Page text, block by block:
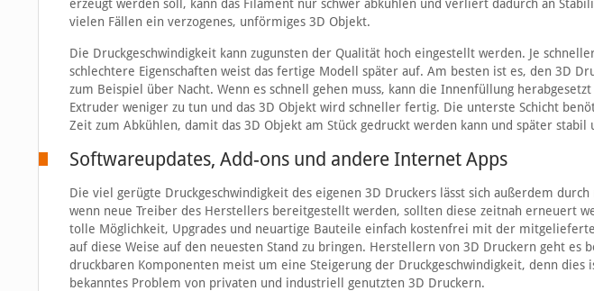
erzeugt werden soll, kann das Filament nur schwer abkühlen und verliert dadurch an
vielen Fällen ein verzogenes, unförmiges 3D Objekt.
Die Druckgeschwindigkeit kann zugunsten der Qualität hoch eingestellt werden. Je
schlechtere Eigenschaften weist das fertige Modell später auf. Am besten ist es, den 3D
zum Beispiel über Nacht. Wenn es schnell gehen muss, kann die Innenfüllung
Extruder weniger zu tun und das 3D Objekt wird schneller fertig. Die unterste Schicht
Zeit zum Abkühlen, damit das 3D Objekt am Stück gedruckt werden kann und später stabil
Softwareupdates, Add-ons und andere Internet Apps
Die viel gerügte Druckgeschwindigkeit des eigenen 3D Druckers lässt sich außerdem
wenn neue Treiber des Herstellers bereitgestellt werden, sollten diese zeitnah erneuert
tolle Möglichkeit, Upgrades und neuartige Bauteile einfach kostenfrei mit der
auf diese Weise auf den neuesten Stand zu bringen. Herstellern von 3D Druckern geht es
druckbaren Komponenten meist um eine Steigerung der Druckgeschwindigkeit, denn dies
bekanntes Problem von privaten und industriell genutzten 3D Druckern.